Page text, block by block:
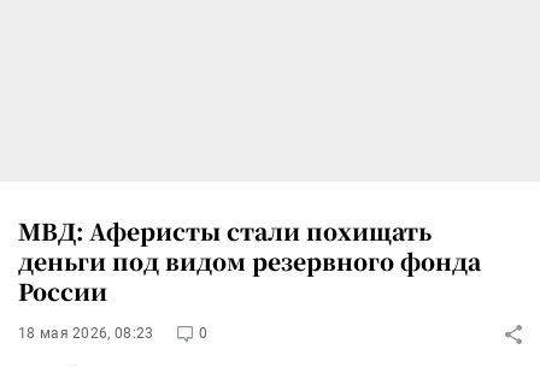
МВД: Аферисты стали похищать
деньги под видом резервного фонда
России
18 мая 2026, 08:23 0